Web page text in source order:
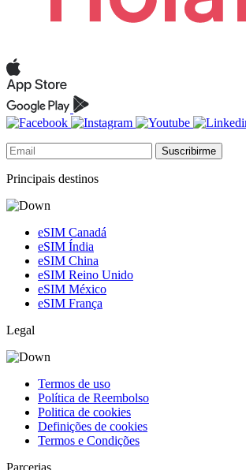
Suscribirme
Principais destinos
eSIM Canadá
eSIM Índia
eSIM China
eSIM Reino Unido
eSIM México
eSIM França
Legal
Termos de uso
Política de Reembolso
Politica de cookies
Definições de cookies
Termos e Condições
Parcerias